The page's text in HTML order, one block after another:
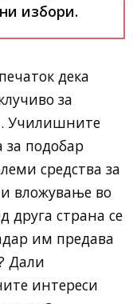
избори.
дека
за
Училишните
за подобар
средства за
вложување во
друга страна се
им предава
Дали
интереси